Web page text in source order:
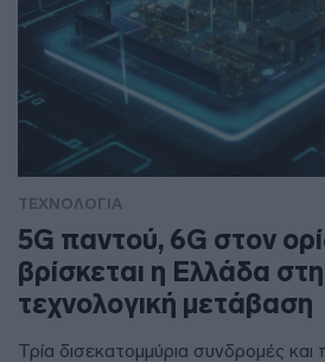
ΤΕΧΝΟΛΟΓΙΑ
5G παντού, 6G στον
βρίσκεται η Ελλάδα
τεχνολογική μετάβαση
Τρία δισεκατομμύρια συνδρομές